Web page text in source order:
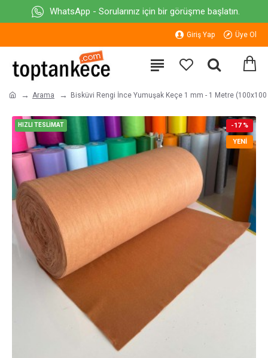
WhatsApp - Sorularınız için bir görüşme başlatın.
Giriş Yap Üye Ol
Arama Bisküvi Rengi İnce Yumuşak Keçe 1 mm - 1 Metre
HIZLI TESLİMAT
YENI
-17 %